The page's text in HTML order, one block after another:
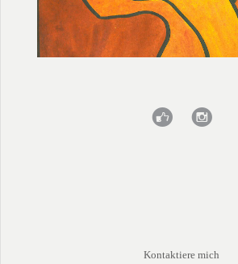
f i
Kontaktiere mich